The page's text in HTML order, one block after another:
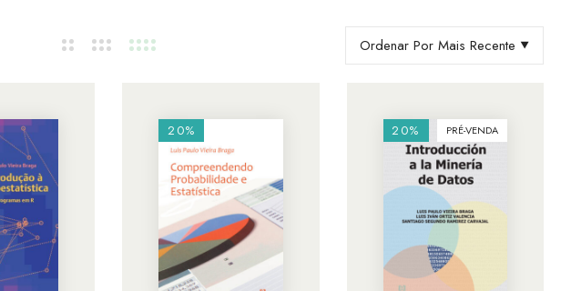
Ordenar Por Mais Recente
20% 20% PRÉ-VENDA